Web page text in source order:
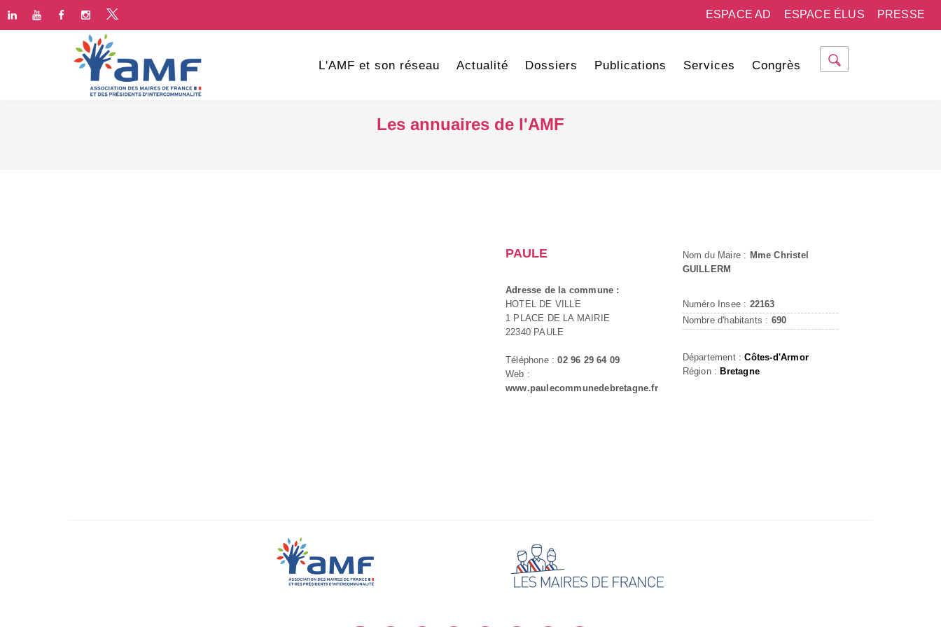
PRESSE
ESPACE ÉLUS
ESPACE AD
L'AMF et son réseau Actualité Dossiers Publications Services Congrès
Les annuaires de l'AMF
PAULE
Adresse de la commune :
HOTEL DE VILLE
1 PLACE DE LA MAIRIE
22340 PAULE
Téléphone :02 96 29 64 09
Web :
www.paulecommunedebretagne.fr
Nom du Maire : Mme Christel
GUILLERM
Numéro Insee : 22163
Nombre d'habitants : 690
Département :Côtes-d'Armor
Région : Bretagne